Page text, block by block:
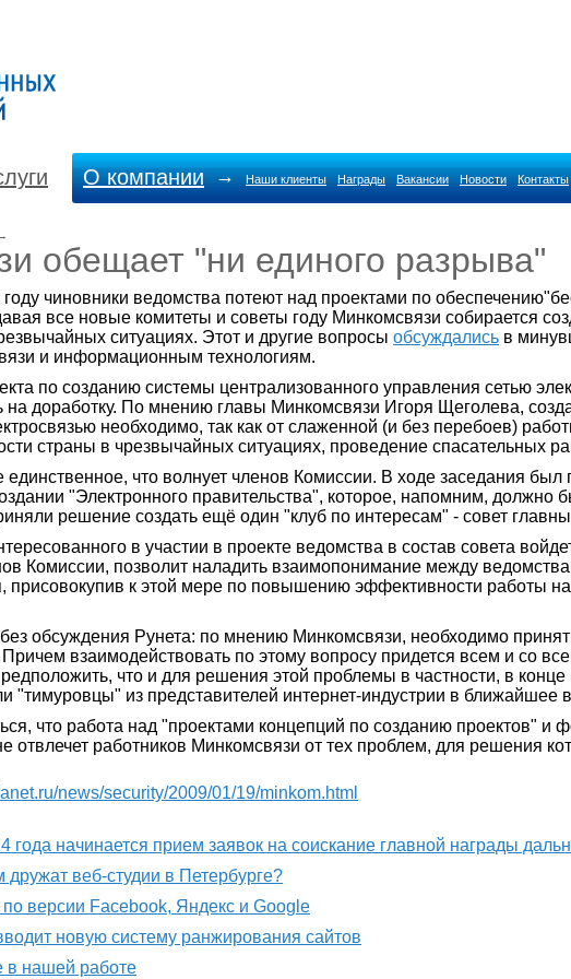
О компании → Наши клиенты Награды Вакансии Новости Контакты
→
обещает "ни единого разрыва"
чиновники ведомства потеют над проектами по
все новые комитеты и советы году Минкомсвязи собирается
ситуациях. Этот и другие вопросы обсуждались в
и информационным технологиям.
по созданию системы централизованного управления сетью
на доработку. По мнению главы Минкомсвязи Игоря Щеголева,
необходимо, так как от слаженной (и без перебоев)
страны в чрезвычайных ситуациях, проведение спасательных
единственное, что волнует членов Комиссии. В ходе заседания
"Электронного правительства", которое, напомним, должно
решение создать ещё один "клуб по интересам" - совет
в участии в проекте ведомства в состав совета
Комиссии, позволит наладить взаимопонимание между
присовокупив к этой мере по повышению эффективности работы
обсуждения Рунета: по мнению Минкомсвязи, необходимо
Причем взаимодействовать по этому вопросу придется всем и со
что и для решения этой проблемы в частности, в
"тимуровцы" из представителей интернет-индустрии в ближайшее
что работа над "проектами концепций по созданию проектов"
отвлечет работников Минкомсвязи от тех проблем, для решения
news/security/2009/01/19/minkom.html
года начинается прием заявок на соискание главной награды
дружат веб-студии в Петербурге?
по версии Facebook, Яндекс и Google
новую систему ранжирования сайтов
в нашей работе